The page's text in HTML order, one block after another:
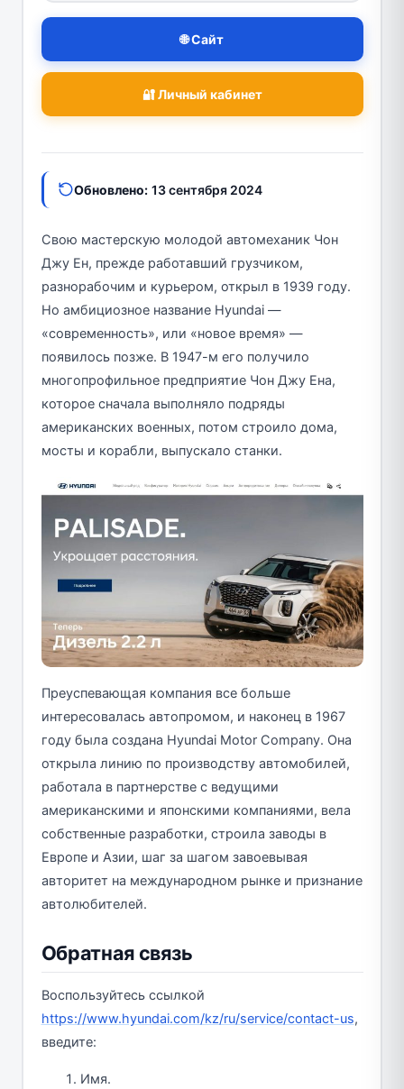
🌐 Сайт
🔐 Личный кабинет
Обновлено: 13 сентября 2024
Свою мастерскую молодой автомеханик Чон
Джу Ен, прежде работавший грузчиком,
разнорабочим и курьером, открыл в 1939 году.
Но амбициозное название Hyundai —
«современность», или «новое время» —
появилось позже. В 1947-м его получило
многопрофильное предприятие Чон Джу Ена,
которое сначала выполняло подряды
американских военных, потом строило дома,
мосты и корабли, выпускало станки.
Преуспевающая компания все больше
интересовалась автопромом, и наконец в 1967
году была создана Hyundai Motor Company. Она
открыла линию по производству автомобилей,
работала в партнерстве с ведущими
американскими и японскими компаниями, вела
собственные разработки, строила заводы в
Европе и Азии, шаг за шагом завоевывая
авторитет на международном рынке и признание
автолюбителей.
Обратная связь
Воспользуйтесь ссылкой
https://www.hyundai.com/kz/ru/service/contact-us,
введите:
Имя.